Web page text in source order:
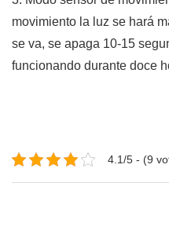
movimiento la luz se hará
se va, se apaga 10-15
funcionando durante doce
4.1/5 - (9